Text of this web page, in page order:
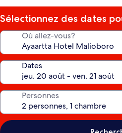
Sélectionnez des dates
Où allez-vous?
Dates
Personnes